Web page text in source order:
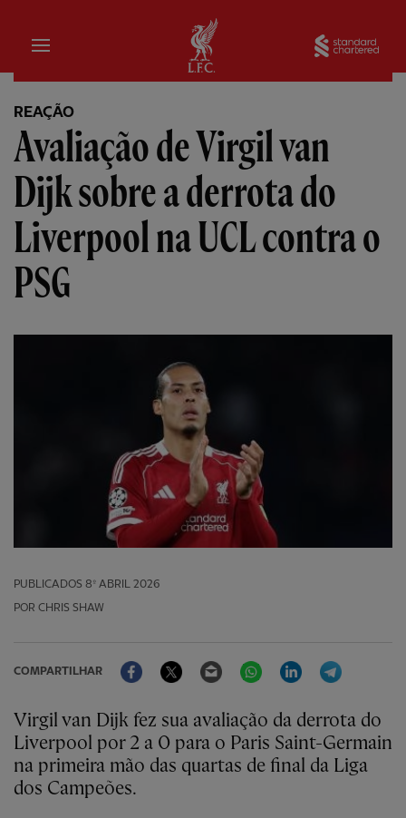
Inicial
REAÇÃO
Avaliação de Virgil van
Dijk sobre a derrota do
Liverpool na UCL contra o
PSG
PUBLICADOS 8º ABRIL 2026
POR CHRIS SHAW
COMPARTILHAR
FacebookTwitter Email WhatsAppLinkedIn
Virgil van Dijk fez sua avaliação da derrota do
Liverpool por 2 a 0 para o Paris Saint-Germain
na primeira mão das quartas de final da Liga
dos Campeões.